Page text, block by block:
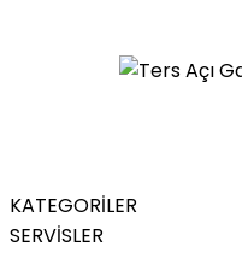
KATEGORİLER
SERVİSLER